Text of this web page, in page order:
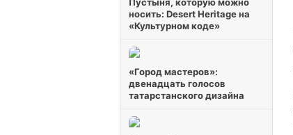
носить: Desert Heritage на
«Культурном коде»
«Город мастеров»:
двенадцать голосов
татарстанского дизайна